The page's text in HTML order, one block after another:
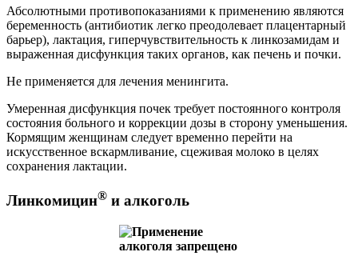
Абсолютными противопоказаниями к применению являются
беременность (антибиотик легко преодолевает плацентарный
барьер), лактация, гиперчувствительность к линкозамидам и
выраженная дисфункция таких органов, как печень и почки.
Не применяется для лечения менингита.
Умеренная дисфункция почек требует постоянного контроля
состояния больного и коррекции дозы в сторону уменьшения.
Кормящим женщинам следует временно перейти на
искусственное вскармливание, сцеживая молоко в целях
сохранения лактации.
Линкомицин® и алкоголь